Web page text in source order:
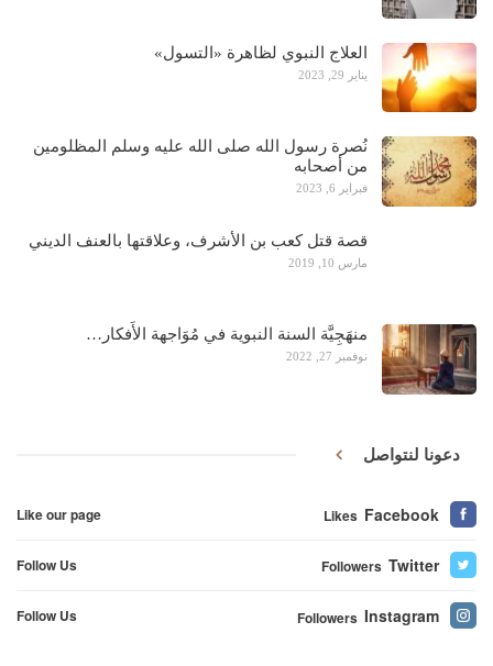
العلاج النبوي لظاهرة «التسول»
يناير 29, 2023
نُصرة رسول الله صلى الله عليه وسلم المظلومين
من أصحابه
فبراير 6, 2023
قصة قتل كعب بن الأشرف، وعلاقتها بالعنف الديني
مارس 10, 2019
منهَجِيَّة السنة النبوية في مُوَاجهة الأَفكار…
نوفمبر 27, 2022
دعونا لنتواصل
Facebook
Likes
Like our page
Twitter
Followers
Follow Us
Instagram
Followers
Follow Us